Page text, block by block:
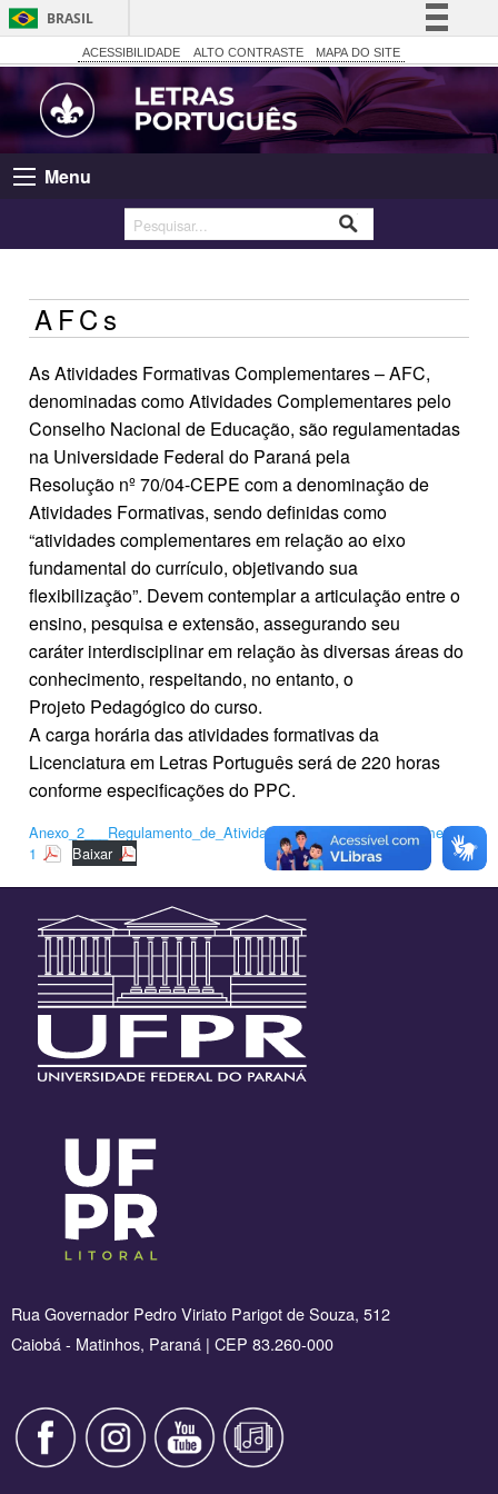
BRASIL
Simplifique!
Comunica BR
Participe
Acesso à informação
Canais
ACESSIBILIDADE ALTO CONTRASTE MAPA DO SITE
Menu
AFCs
As Atividades Formativas Complementares – AFC,
denominadas como Atividades Complementares pelo
Conselho Nacional de Educação, são regulamentadas
na Universidade Federal do Paraná pela
Resolução nº 70/04-CEPE com a denominação de
Atividades Formativas, sendo definidas como
“atividades complementares em relação ao eixo
fundamental do currículo, objetivando sua
flexibilização”. Devem contemplar a articulação entre o
ensino, pesquisa e extensão, assegurando seu
caráter interdisciplinar em relação às diversas áreas do
conhecimento, respeitando, no entanto, o
Projeto Pedagógico do curso.
A carga horária das atividades formativas da
Licenciatura em Letras Português será de 220 horas
conforme especificações do PPC.
Anexo_2___Regulamento_de_Atividades_Formativas_Complementare-
1
Baixar
Rua Governador Pedro Viriato Parigot de Souza, 512
Caiobá - Matinhos, Paraná | CEP 83.260-000